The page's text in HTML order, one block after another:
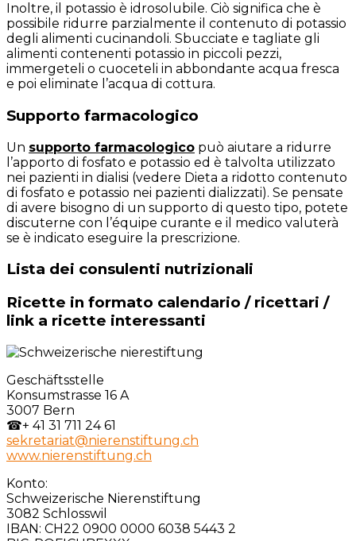
Inoltre, il potassio è idrosolubile. Ciò significa che è
possibile ridurre parzialmente il contenuto di potassio
degli alimenti cucinandoli. Sbucciate e tagliate gli
alimenti contenenti potassio in piccoli pezzi,
immergeteli o cuoceteli in abbondante acqua fresca
e poi eliminate l’acqua di cottura.
Supporto farmacologico
Un supporto farmacologico può aiutare a ridurre
l’apporto di fosfato e potassio ed è talvolta utilizzato
nei pazienti in dialisi (vedere Dieta a ridotto contenuto
di fosfato e potassio nei pazienti dializzati). Se pensate
di avere bisogno di un supporto di questo tipo, potete
discuterne con l’équipe curante e il medico valuterà
se è indicato eseguire la prescrizione.
Lista dei consulenti nutrizionali
Ricette in formato calendario / ricettari /
link a ricette interessanti
Geschäftsstelle
Konsumstrasse 16 A
3007 Bern
☎+ 41 31 711 24 61
sekretariat@nierenstiftung.ch
www.nierenstiftung.ch
Konto:
Schweizerische Nierenstiftung
3082 Schlosswil
IBAN: CH22 0900 0000 6038 5443 2